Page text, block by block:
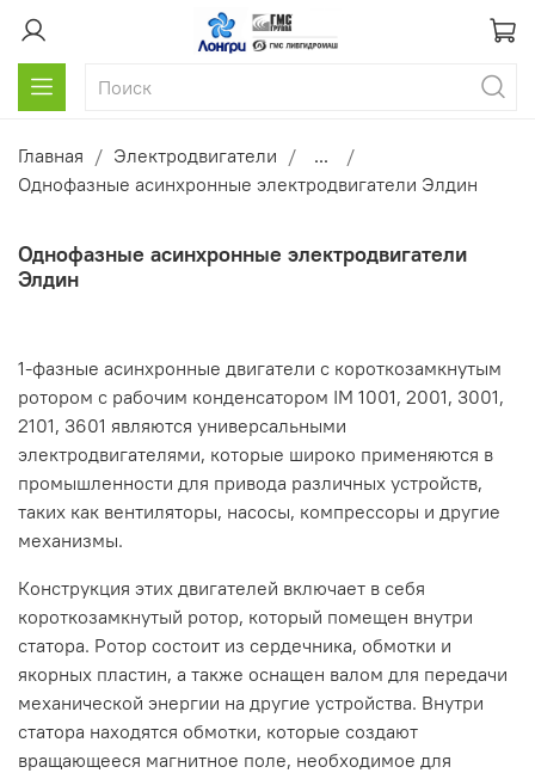
Главная Электродвигатели
...
Однофазные асинхронные электродвигатели Элдин
Однофазные асинхронные электродвигатели
Элдин
1-фазные асинхронные двигатели с короткозамкнутым
ротором с рабочим конденсатором IM 1001, 2001, 3001,
2101, 3601 являются универсальными
электродвигателями, которые широко применяются в
промышленности для привода различных устройств,
таких как вентиляторы, насосы, компрессоры и другие
механизмы.
Конструкция этих двигателей включает в себя
короткозамкнутый ротор, который помещен внутри
статора. Ротор состоит из сердечника, обмотки и
якорных пластин, а также оснащен валом для передачи
механической энергии на другие устройства. Внутри
статора находятся обмотки, которые создают
вращающееся магнитное поле, необходимое для